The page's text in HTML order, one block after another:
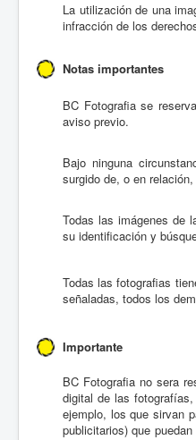
La utilización de una
infracción de los
Notas importantes
BC Fotografia se
aviso previo.
Bajo ninguna
surgido de, o en
Todas las imágenes de
su identificación y
Todas las fotografias
señaladas, todos los
Importante
BC Fotografia no sera
digital de las
ejemplo, los que sirvan
publicitarios) que